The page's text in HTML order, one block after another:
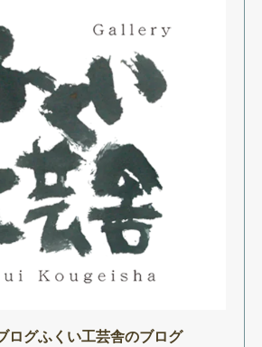
ログふくい工芸舎のブログ